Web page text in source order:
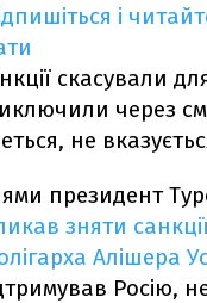
і
скасували
через
не
президент
зняти
Алішера
Росію,